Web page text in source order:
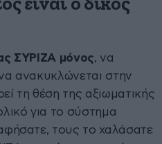
είναι ο δικός
ΣΥΡΙΖΑ μόνος, να
ανακυκλώνεται στην
τη θέση της αξιωματικής
για το σύστημα
τους το χαλάσατε